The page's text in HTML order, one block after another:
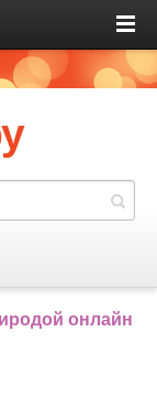
онлайн